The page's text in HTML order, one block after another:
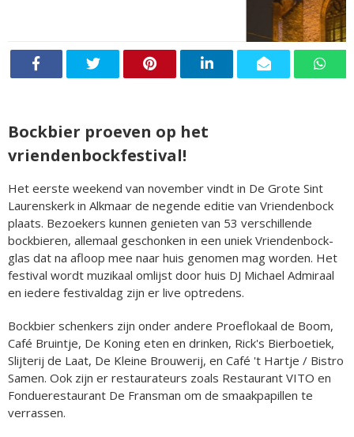
Bockbier proeven op het
vriendenbockfestival!
Het eerste weekend van november vindt in De Grote Sint
Laurenskerk in Alkmaar de negende editie van Vriendenbock
plaats. Bezoekers kunnen genieten van 53 verschillende
bockbieren, allemaal geschonken in een uniek Vriendenbock-
glas dat na afloop mee naar huis genomen mag worden. Het
festival wordt muzikaal omlijst door huis DJ Michael Admiraal
en iedere festivaldag zijn er live optredens.
Bockbier schenkers zijn onder andere Proeflokaal de Boom,
Café Bruintje, De Koning eten en drinken, Rick's Bierboetiek,
Slijterij de Laat, De Kleine Brouwerij, en Café 't Hartje / Bistro
Samen. Ook zijn er restaurateurs zoals Restaurant VITO en
Fonduerestaurant De Fransman om de smaakpapillen te
verrassen.